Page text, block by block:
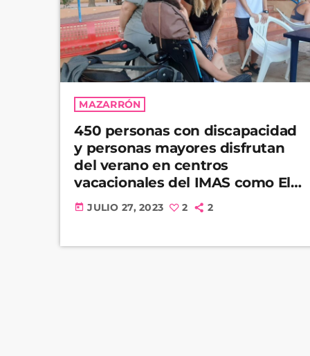
MAZARRÓN
450 personas con discapacidad
y personas mayores disfrutan
del verano en centros
vacacionales del IMAS como El
Peñasco
today JULIO 27, 2023 2 2